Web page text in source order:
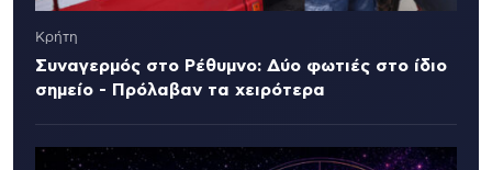
Κρήτη
Συναγερμός στο Ρέθυμνο: Δύο φωτιές στο ίδιο
σημείο - Πρόλαβαν τα χειρότερα